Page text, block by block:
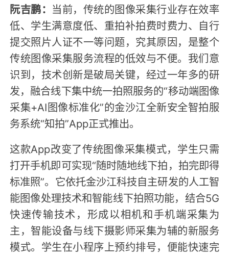
阮吉鹏： 当前，传统的图像采集行业存在效率
低、学生满意度低、重拍补拍费时费力、自行
提交照片人证不一等问题，究其原因，是整个
传统图像采集服务流程的低效与不便。我们意
识到，技术创新是破局关键，经过一年多的研
发，融合线下集中统一拍照服务的“移动端图像
采集+AI图像标准化”的金沙江全新安全智拍服
务系统“知拍”App正式推出。
这款App改变了传统图像采集模式，学生只需
打开手机即可实现“随时随地线下拍，拍完即得
标准照”。它依托金沙江科技自主研发的人工智
能图像处理技术和智能线下拍照功能，结合5G
快速传输技术，形成以相机和手机端采集为
主，智能设备与线下摄影师采集为辅的新服务
模式。学生在小程序上预约排号，便能快速完